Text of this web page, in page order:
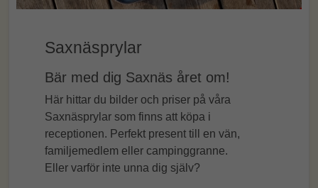
Saxnäsprylar
Bär med dig Saxnäs året om!
Här hittar du bilder och priser på våra
Saxnäsprylar som finns att köpa i
receptionen. Perfekt present till en vän,
familjemedlem eller campinggranne.
Eller varför inte unna dig själv?